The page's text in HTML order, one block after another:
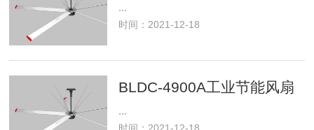
...
时间：2021-12-18
BLDC-4900A工业节能风扇
...
时间：2021-12-18